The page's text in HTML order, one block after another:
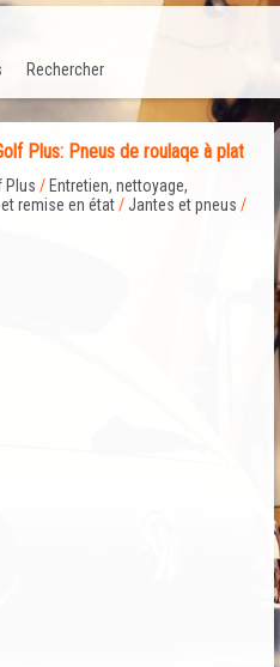
Rechercher
Plus: Pneus de roulaqe à plat
Plus / Entretien, nettoyage,
remise en état/Jantes et pneus /